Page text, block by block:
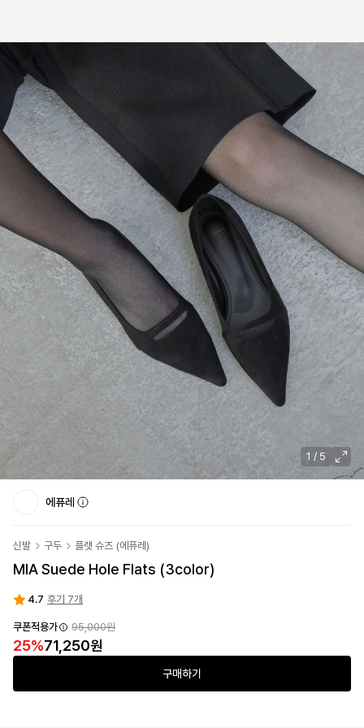
1 / 5
에퓨레
신발 구두 플랫 슈즈 (에퓨레)
MIA Suede Hole Flats (3color)
4.7 후기 7개
쿠폰적용가 95,000원
25%71,250원
구매하기